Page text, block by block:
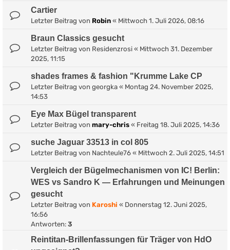
Cartier
Letzter Beitrag von Robin « Mittwoch 1. Juli 2026, 08:16
Braun Classics gesucht
Letzter Beitrag von Residenzrosi « Mittwoch 31. Dezember
2025, 11:15
shades frames & fashion "Krumme Lake CP
Letzter Beitrag von georgka « Montag 24. November 2025,
14:53
Eye Max Bügel transparent
Letzter Beitrag von mary-chris « Freitag 18. Juli 2025, 14:36
suche Jaguar 33513 in col 805
Letzter Beitrag von Nachteule76 « Mittwoch 2. Juli 2025, 14:51
Vergleich der Bügelmechanismen von IC! Berlin:
WES vs Sandro K — Erfahrungen und Meinungen
gesucht
Letzter Beitrag von Karoshi « Donnerstag 12. Juni 2025,
16:56
Antworten: 3
Reintitan-Brillenfassungen für Träger von HdO